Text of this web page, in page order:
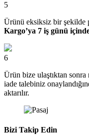
5
Ürünü eksiksiz bir şekilde
Kargo’ya 7 iş günü
6
Ürün bize ulaştıktan sonra
iade talebiniz
aktarılır.
Bizi Takip Edin